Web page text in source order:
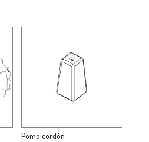
Pomo cordón